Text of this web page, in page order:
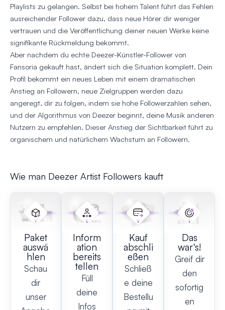
Playlists zu gelangen. Selbst bei hohem Talent führt das Fehlen
ausreichender Follower dazu, dass neue Hörer dir weniger
vertrauen und die Veröffentlichung deiner neuen Werke keine
signifikante Rückmeldung bekommt.
Aber nachdem du echte Deezer-Künstler-Follower von
Fansoria gekauft hast, ändert sich die Situation komplett. Dein
Profil bekommt ein neues Leben mit einem dramatischen
Anstieg an Followern, neue Zielgruppen werden dazu
angeregt, dir zu folgen, indem sie hohe Followerzahlen sehen,
und der Algorithmus von Deezer beginnt, deine Musik anderen
Nutzern zu empfehlen. Dieser Anstieg der Sichtbarkeit führt zu
organischem und natürlichem Wachstum an Followern.
Wie man Deezer Artist Followers kauft
Paket
auswä
hlen
Schau
dir
unser
Inform
ation
bereits
tellen
Füll
deine
Infos
Kauf
abschli
eßen
Schließ
e deine
Bestellu
Das
war's!
Greif dir
den
sofortig
en